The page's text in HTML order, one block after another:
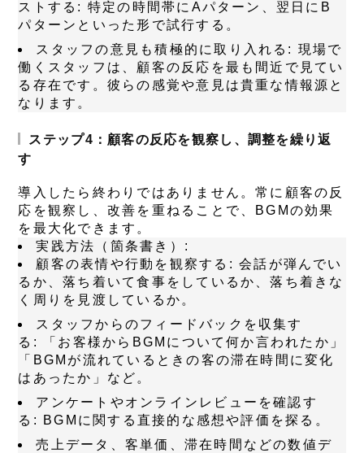
ストする: 特定の時間帯にAパターン、翌日にB
パターンといった形で試行する。
スタッフの意見も積極的に取り入れる: 現場で
働くスタッフは、顧客の反応を最も間近で見てい
る存在です。彼らの感覚や意見は貴重な情報源と
なります。
ステップ4：顧客の反応を観察し、調整を繰り返
す
導入したら終わりではありません。常に顧客の反
応を観察し、改善を重ねることで、BGMの効果
を最大化できます。
実践方法（箇条書き）:
顧客の表情や行動を観察する: 会話が弾んでい
るか、落ち着いて食事をしているか、落ち着きな
く周りを見渡しているか。
スタッフからのフィードバックを収集す
る:
「お客様からBGMについて何か言われたか」
「BGMが流れているときの客の滞在時間に変化
はあったか」など。
アンケートやオンラインレビューを確認す
る:
BGMに関する直接的な感想や評価を探る。
売上データ、客単価、滞在時間などの数値デ